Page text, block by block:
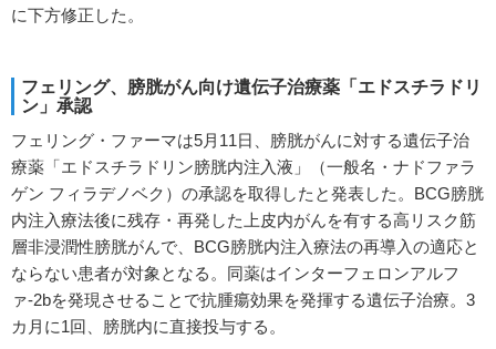
に下方修正した。
フェリング、膀胱がん向け遺伝子治療薬「エドスチラドリ
ン」承認
フェリング・ファーマは5月11日、膀胱がんに対する遺伝子治
療薬「エドスチラドリン膀胱内注入液」（一般名・ナドファラ
ゲン フィラデノベク）の承認を取得したと発表した。BCG膀胱
内注入療法後に残存・再発した上皮内がんを有する高リスク筋
層非浸潤性膀胱がんで、BCG膀胱内注入療法の再導入の適応と
ならない患者が対象となる。同薬はインターフェロンアルフ
ァ-2bを発現させることで抗腫瘍効果を発揮する遺伝子治療。3
カ月に1回、膀胱内に直接投与する。